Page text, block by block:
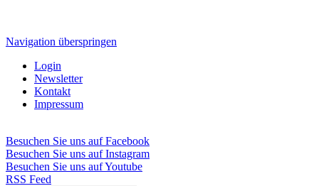
Navigation überspringen
Login
Newsletter
Kontakt
Impressum
Besuchen Sie uns auf Facebook
Besuchen Sie uns auf Instagram
Besuchen Sie uns auf Youtube
RSS Feed